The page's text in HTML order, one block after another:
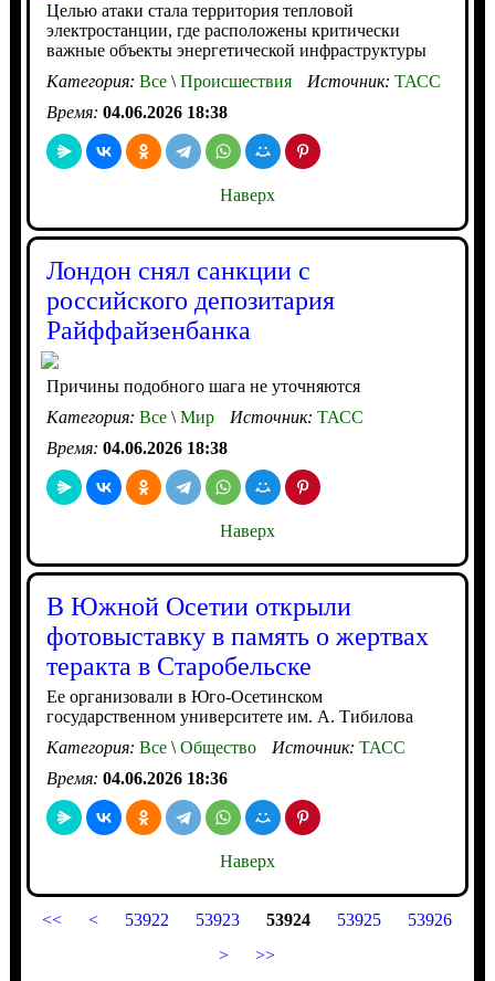
Целью атаки стала территория тепловой
электростанции, где расположены критически
важные объекты энергетической инфраструктуры
Категория: Все\Происшествия Источник: ТАСС
Время: 04.06.2026 18:38
Наверх
Лондон снял санкции с
российского депозитария
Райффайзенбанка
Причины подобного шага не уточняются
Категория: Все\Мир Источник: ТАСС
Время: 04.06.2026 18:38
Наверх
В Южной Осетии открыли
фотовыставку в память о жертвах
теракта в Старобельске
Ее организовали в Юго-Осетинском
государственном университете им. А. Тибилова
Категория: Все\Общество Источник: ТАСС
Время: 04.06.2026 18:36
Наверх
<< < 53922 53923 53924 53925
53926
>
>>